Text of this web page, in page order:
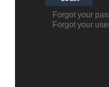
Forgot your
Forgot your